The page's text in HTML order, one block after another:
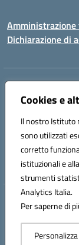
Cookies e
Il nostro Istituto
sono utilizzati
corretto
istituzionali e
strumenti
Analytics Italia.
Per saperne di
Personalizza
Dichiarazione di
Indirizzo:
Centralino:(+39)
Codice fiscale:
Codice
Codice unico di